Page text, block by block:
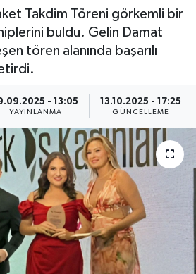
Takdim Töreni görkemli bir
buldu. Gelin Damat
tören alanında başarılı
- 13:05
YAYINLANMA
13.10.2025 - 17:25
GÜNCELLEME